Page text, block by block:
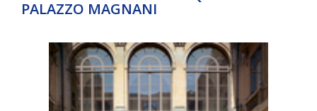
PALAZZO MAGNANI